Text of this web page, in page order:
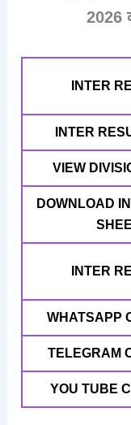
2026
INTER
INTER
VIEW
DOWNLOAD
INTER
WHATSAPP
TELEGRAM
YOU TUBE